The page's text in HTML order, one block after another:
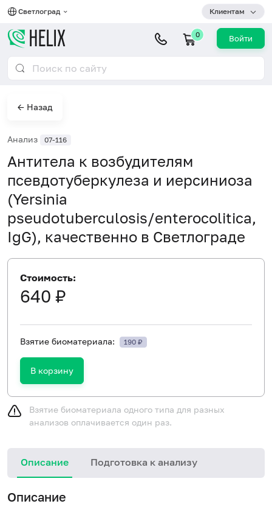
Светлоград Клиентам
0 Войти
← Назад
Анализ 07-116
Антитела к возбудителям
псевдотуберкулеза и иерсиниоза
(Yersinia
pseudotuberculosis/enterocolitica,
IgG), качественно в Светлограде
Стоимость:
640 ₽
Взятие биоматериала: 190 ₽
В корзину
Взятие биоматериала одного типа для разных
анализов оплачивается один раз.
Описание Подготовка к анализу
Описание